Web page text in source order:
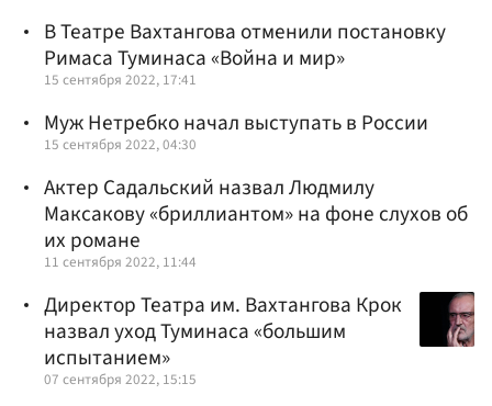
В Театре Вахтангова отменили постановку
Римаса Туминаса «Война и мир»
15 сентября 2022, 17:41
Муж Нетребко начал выступать в России
15 сентября 2022, 04:30
Актер Садальский назвал Людмилу
Максакову «бриллиантом» на фоне слухов об
их романе
11 сентября 2022, 11:44
Директор Театра им. Вахтангова Крок
назвал уход Туминаса «большим
испытанием»
07 сентября 2022, 15:15